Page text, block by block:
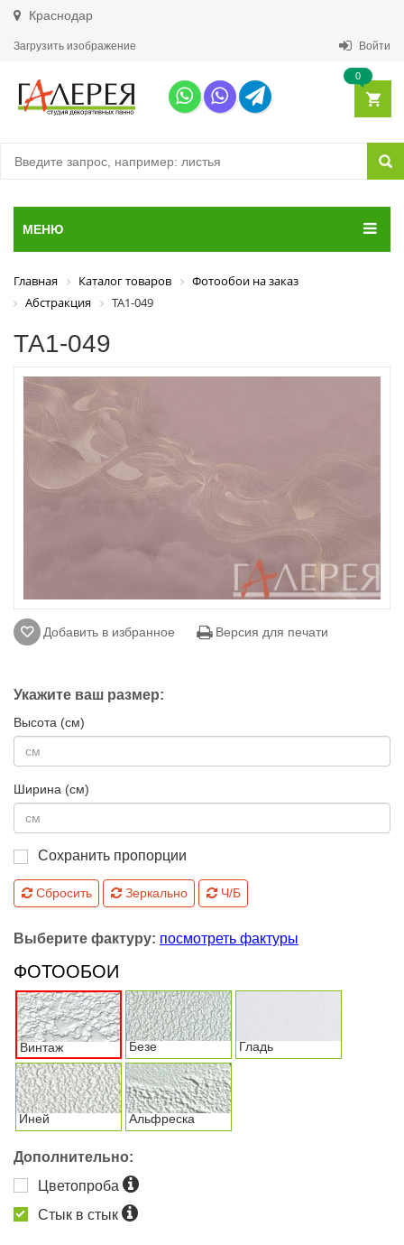
Краснодар
Загрузить изображение Войти
0
МЕНЮ
Главная Каталог товаров
Фотообои на заказ
Абстракция
ТА1-049
ТА1-049
Добавить в избранное Версия для печати
Укажите ваш размер:
Высота (см)
Ширина (см)
Сохранить пропорции
Сбросить Зеркально Ч/Б
Выберите фактуру: посмотреть фактуры
ФОТООБОИ
Винтаж Безе Гладь
Иней Альфреска
Дополнительно:
Цветопроба
Стык в стык